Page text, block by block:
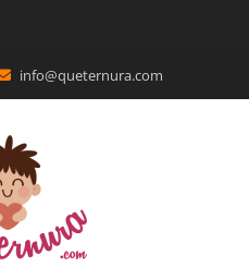
info@queternura.com